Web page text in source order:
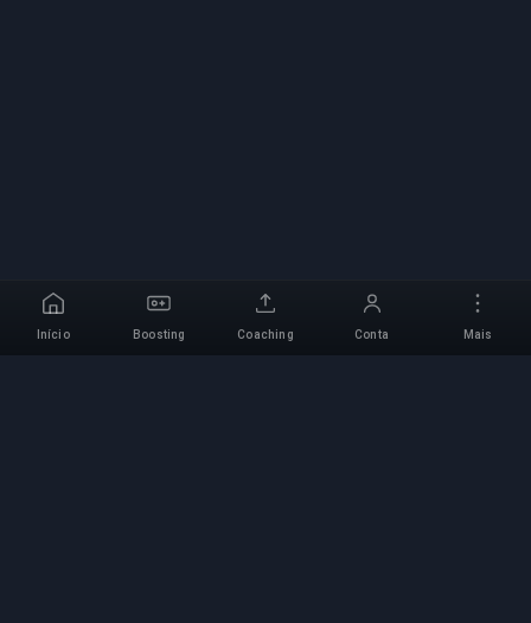
Início Boosting Coaching Conta Mais